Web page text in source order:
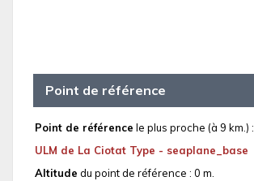
Point de référence
Point de référence le plus proche (à 9 km.) :
ULM de La Ciotat Type - seaplane_base
Altitude du point de référence : 0 m.